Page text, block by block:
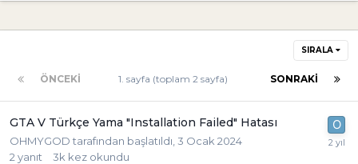
SIRALA
ÖNCEKI SONRAKI
1. sayfa (toplam 2 sayfa)
GTA V Türkçe Yama "Installation Failed" Hatası
OHMYGOD tarafından başlatıldı, 3 Ocak 2024
2 yanıt 3k kez okundu